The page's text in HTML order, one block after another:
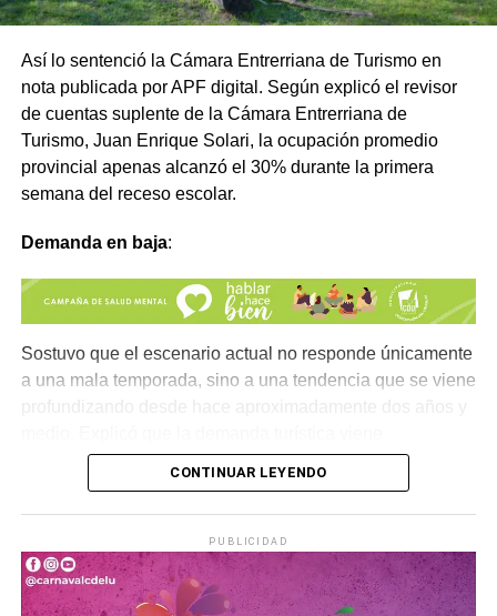
Comparte esto:
Facebook WhatsApp Imprimir
Así lo sentenció la Cámara Entrerriana de Turismo en
nota publicada por APF digital. Según explicó el revisor
de cuentas suplente de la Cámara Entrerriana de
Turismo, Juan Enrique Solari, la ocupación promedio
provincial apenas alcanzó el 30% durante la primera
semana del receso escolar.
Demanda en baja:
Sostuvo que el escenario actual no responde únicamente
a una mala temporada, sino a una tendencia que se viene
disminuyendo de manera sostenida y que cada
temporada presenta indicadores inferiores a la anterior.
Uno de los cambios más notorios es la desaparición de
las reservas anticipadas. Si antes las vacaciones se
planificaban con semanas o incluso meses de
CONTINUAR LEYENDO
PUBLICIDAD